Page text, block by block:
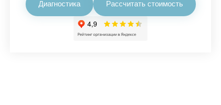
Диагностика Рассчитать стоимость